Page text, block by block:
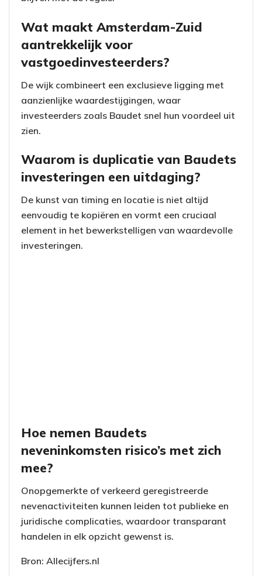
Wat maakt Amsterdam-Zuid
aantrekkelijk voor
vastgoedinvesteerders?
De wijk combineert een exclusieve ligging met
aanzienlijke waardestijgingen, waar
investeerders zoals Baudet snel hun voordeel uit
zien.
Waarom is duplicatie van Baudets
investeringen een uitdaging?
De kunst van timing en locatie is niet altijd
eenvoudig te kopiëren en vormt een cruciaal
element in het bewerkstelligen van waardevolle
investeringen.
Hoe nemen Baudets
neveninkomsten risico’s met zich
mee?
Onopgemerkte of verkeerd geregistreerde
nevenactiviteiten kunnen leiden tot publieke en
juridische complicaties, waardoor transparant
handelen in elk opzicht gewenst is.
Bron: Allecijfers.nl